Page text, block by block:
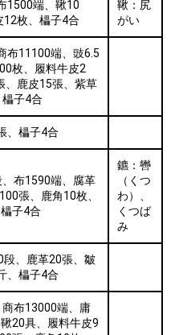
1500端、鞦10
12枚、櫑子4合
鞦：尻
がい
布11100端、豉6.5
枚、履料牛皮2
、鹿皮15張、紫草
子4合
、櫑子4合
布1590端、腐革
張、鹿角10枚、
子4合
鑣：轡
（くつ
わ）、
くつば
み
、鹿革20張、皺
、櫑子4合
布13000端、庸
20具、履料牛皮9